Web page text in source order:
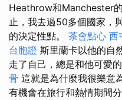
Heathrow和Manchester
止，我去過50多個國家，
的決定性點。 茶會點心 西
台胞證 斯里蘭卡以他的自
走了自己，總是和他可愛
骨 這就是為什麼我很樂意
有機會在旅行和熱情期間